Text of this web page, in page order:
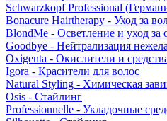
Schwarzkopf Professional
Bonacure Hairtherapy - Уход за
BlondMe - Осветление и уход за
Goodbye - Нейтрализация
Oxigenta - Окислители и
Igora - Красители для волос
Natural Styling - Химическая
Osis - Стайлинг
Professionnelle - Укладочные